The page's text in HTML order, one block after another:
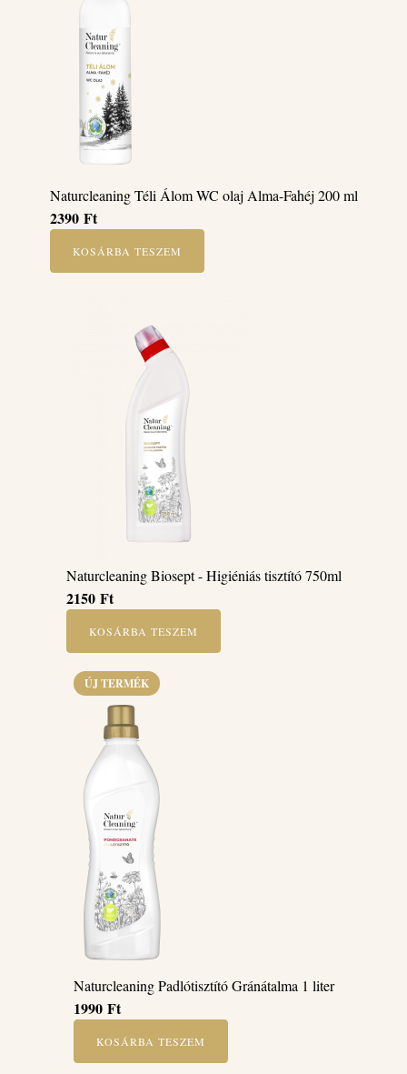
Naturcleaning Téli Álom WC olaj Alma-Fahéj 200 ml
2390 Ft
KOSÁRBA TESZEM
Naturcleaning Biosept - Higiéniás tisztító 750ml
2150 Ft
KOSÁRBA TESZEM
ÚJ TERMÉK
Naturcleaning Padlótisztító Gránátalma 1 liter
1990 Ft
KOSÁRBA TESZEM